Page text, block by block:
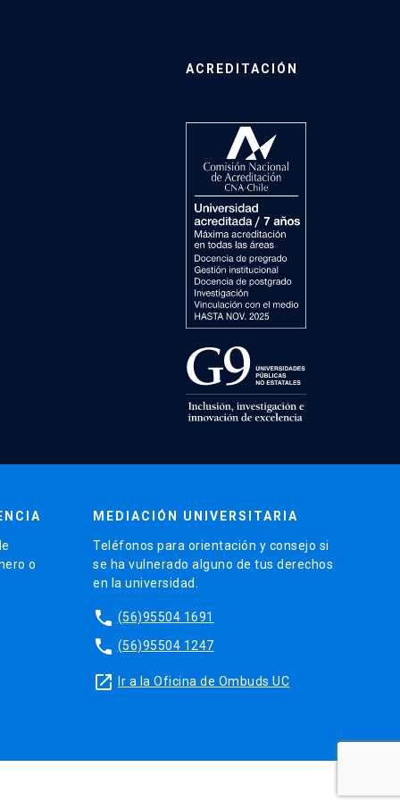
ACREDITACIÓN
o
MEDIACIÓN UNIVERSITARIA
Teléfonos para orientación y consejo si
se ha vulnerado alguno de tus derechos
en la universidad.
phone (56)95504 1691
phone (56)95504 1247
launch Ir a la Oficina de Ombuds UC